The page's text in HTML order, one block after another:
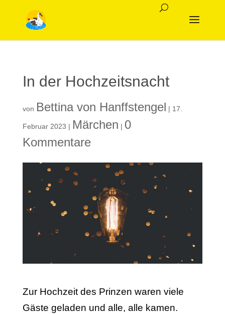
In der Hochzeitsnacht
von Bettina von Hanffstengel | 17.
Februar 2023 | Märchen | 0
Kommentare
Zur Hochzeit des Prinzen waren viele
Gäste geladen und alle, alle kamen.